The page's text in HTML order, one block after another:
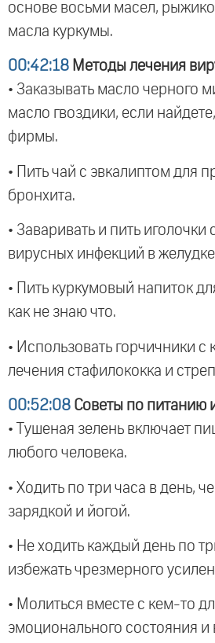
основе восьми масел,
масла куркумы.
00:42:18 Методы лечения
• Заказывать масло черного
масло гвоздики, если
фирмы.
• Пить чай с эвкалиптом для
бронхита.
• Заваривать и пить
вирусных инфекций в
• Пить куркумовый напиток
как не знаю что.
• Использовать горчичники с
лечения стафилококка и
00:52:08 Советы по питанию
• Тушеная зелень включает
любого человека.
• Ходить по три часа в день,
зарядкой и йогой.
• Не ходить каждый день по
избежать чрезмерного
• Молиться вместе с кем-то
эмоционального состояния и